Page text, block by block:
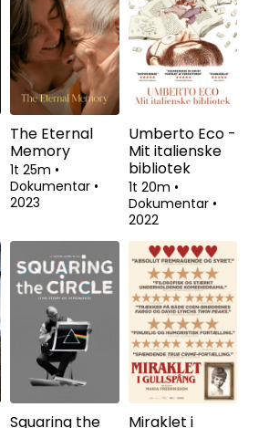
The Eternal
Memory
1t 25m •
Dokumentar •
2023
Umberto Eco -
Mit italienske
bibliotek
1t 20m •
Dokumentar •
2022
Squaring the
Miraklet i